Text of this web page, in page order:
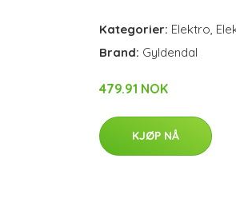
Kategorier: Elektro,
Brand: Gyldendal
479.91 NOK
KJØP NÅ